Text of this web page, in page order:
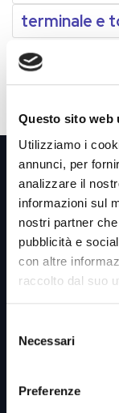
Questo sito web
Utilizziamo i
annunci, per
analizzare il
informazioni sul
nostri partner
pubblicità e
con altre
raccolto dal suo
delNecessari
Preferenze
terminale e
Link utili &
Azienda